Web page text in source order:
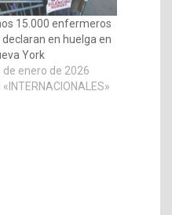
15.000 enfermeros
declaran en huelga en
York
de enero de 2026
«INTERNACIONALES»